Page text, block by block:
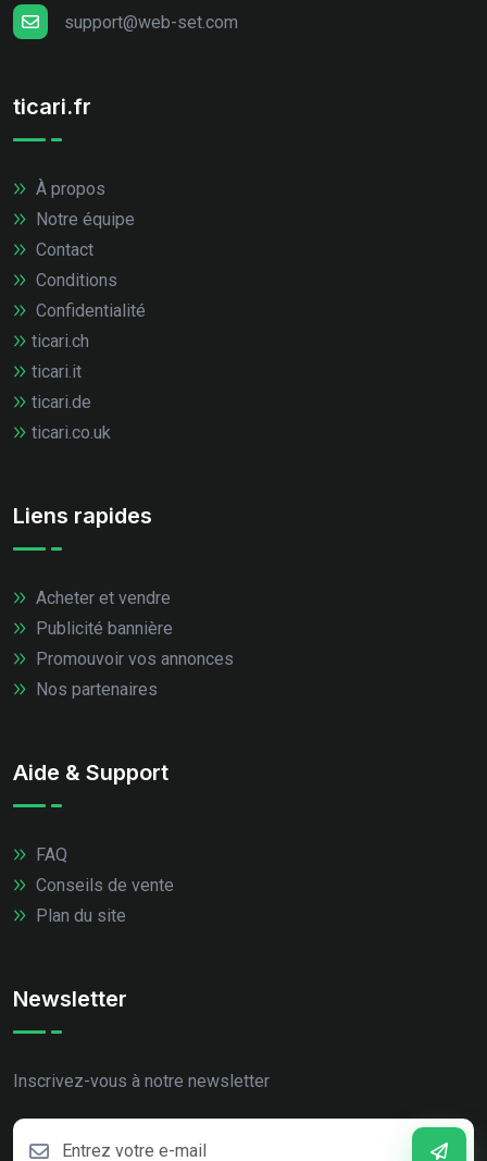
support@web-set.com
ticari.fr
À propos
Notre équipe
Contact
Conditions
Confidentialité
ticari.ch
ticari.it
ticari.de
ticari.co.uk
Liens rapides
Acheter et vendre
Publicité bannière
Promouvoir vos annonces
Nos partenaires
Aide & Support
FAQ
Conseils de vente
Plan du site
Newsletter
Inscrivez-vous à notre newsletter